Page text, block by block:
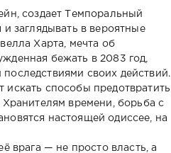
создает Темпоральный
заглядывать в вероятные
Харта, мечта об
бежать в 2083 год,
своих действий.
способы предотвратить
Хранителям времени, борьба с
настоящей одиссее, на
врага — не просто власть, а